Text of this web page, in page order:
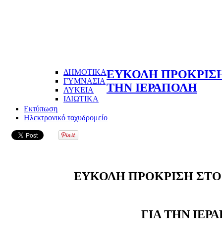
ΔΗΜΟΤΙΚΑ
ΓΥΜΝΑΣΙΑ
ΛΥΚΕΙΑ
ΙΔΙΩΤΙΚΑ
ΕΥΚΟΛΗ
ΤΗΝ ΙΕΡΑΠΟΛΗ
Εκτύπωση
Ηλεκτρονικό ταχυδρομείο
ΕΥΚΟΛΗ ΠΡΟΚΡΙΣΗ
ΓΙΑ ΤΗΝ